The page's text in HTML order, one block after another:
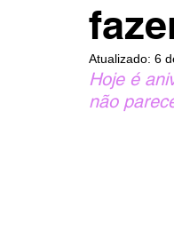
Atualizado: 6
Hoje é
não